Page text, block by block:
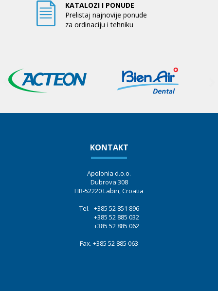
KATALOZI I PONUDE
Prelistaj najnovije ponude
za ordinaciju i tehniku
KONTAKT
Apolonia d.o.o.
Dubrova 308
HR-52220 Labin, Croatia
Tel. +385 52 851 896
+385 52 885 032
+385 52 885 062
Fax. +385 52 885 063